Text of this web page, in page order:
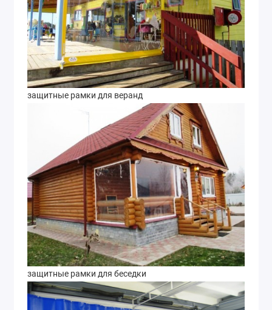
защитные рамки для веранд
защитные рамки для беседки